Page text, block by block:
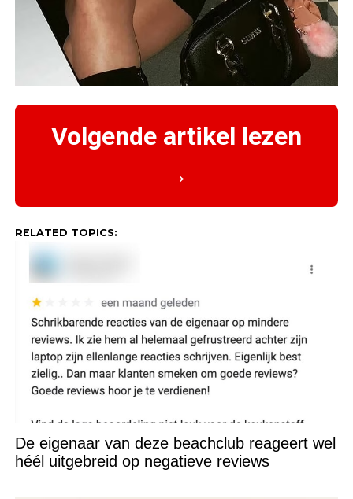
Volgende artikel lezen
→
RELATED TOPICS:
De eigenaar van deze beachclub reageert wel
héél uitgebreid op negatieve reviews